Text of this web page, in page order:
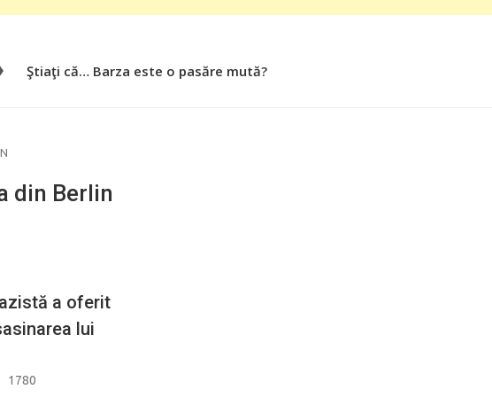
Ştiaţi că… Barza este o pasăre mută?
Știați că… Roşiile îsi păstrează substanţele benefice organismului
din Berlin
a oferit
lui
1780